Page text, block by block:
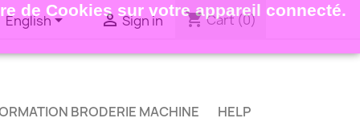
de Cookies sur votre appareil connecté.
English Sign in shopping_cartCart(0)
BRODERIE MACHINE HELP